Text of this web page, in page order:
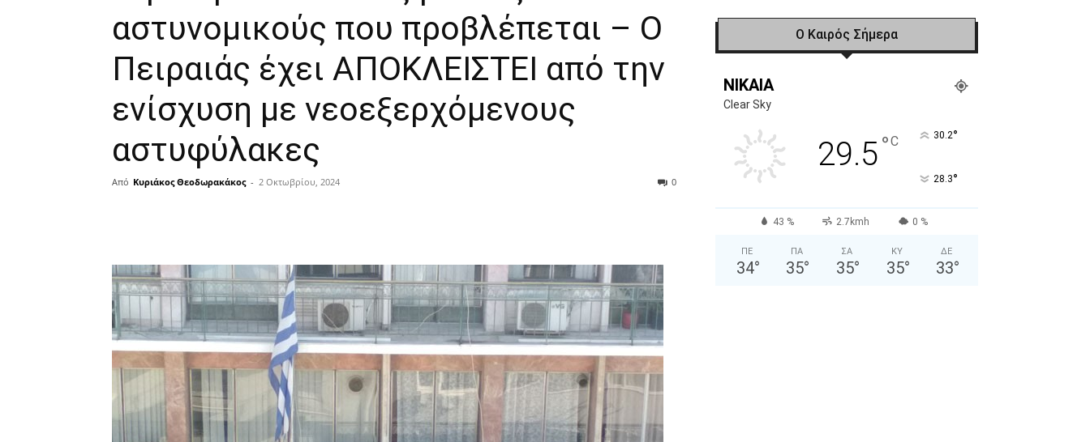
αστυνομικούς που προβλέπεται – Ο
Πειραιάς έχει ΑΠΟΚΛΕΙΣΤΕΙ από την
ενίσχυση με νεοεξερχόμενους
αστυφύλακες
Από Κυριάκος Θεοδωρακάκος - 2 Οκτωβρίου, 2024 0
Ο Καιρός Σήμερα
NIKAIA
Clear Sky
29.5°C 30.2°
28.3°
43 % 2.7kmh 0 %
ΠΕ
34°
ΠΑ
35°
ΣΑ
35°
ΚΥ
35°
ΔΕ
33°